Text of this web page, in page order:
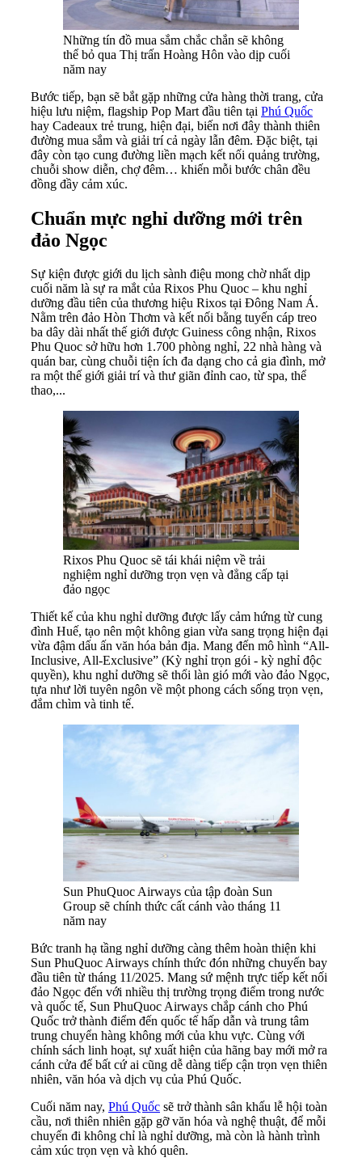
Những tín đồ mua sắm chắc chắn sẽ không
thể bỏ qua Thị trấn Hoàng Hôn vào dịp cuối
năm nay
Bước tiếp, bạn sẽ bắt gặp những cửa hàng thời trang, cửa
hiệu lưu niệm, flagship Pop Mart đầu tiên tại Phú Quốc
hay Cadeaux trẻ trung, hiện đại, biến nơi đây thành thiên
đường mua sắm và giải trí cả ngày lẫn đêm. Đặc biệt, tại
đây còn tạo cung đường liền mạch kết nối quảng trường,
chuỗi show diễn, chợ đêm… khiến mỗi bước chân đều
đồng đầy cảm xúc.
Chuẩn mực nghỉ dưỡng mới trên
đảo Ngọc
Sự kiện được giới du lịch sành điệu mong chờ nhất dịp
cuối năm là sự ra mắt của Rixos Phu Quoc – khu nghỉ
dưỡng đầu tiên của thương hiệu Rixos tại Đông Nam Á.
Nằm trên đảo Hòn Thơm và kết nối bằng tuyến cáp treo
ba dây dài nhất thế giới được Guiness công nhận, Rixos
Phu Quoc sở hữu hơn 1.700 phòng nghỉ, 22 nhà hàng và
quán bar, cùng chuỗi tiện ích đa dạng cho cả gia đình, mở
ra một thế giới giải trí và thư giãn đỉnh cao, từ spa, thể
thao,...
Rixos Phu Quoc sẽ tái khái niệm về trải
nghiệm nghỉ dưỡng trọn vẹn và đẳng cấp tại
đảo ngọc
Thiết kế của khu nghỉ dưỡng được lấy cảm hứng từ cung
đình Huế, tạo nên một không gian vừa sang trọng hiện đại
vừa đậm dấu ấn văn hóa bản địa. Mang đến mô hình “All-
Inclusive, All-Exclusive” (Kỳ nghỉ trọn gói - kỳ nghỉ độc
quyền), khu nghỉ dưỡng sẽ thổi làn gió mới vào đảo Ngọc,
tựa như lời tuyên ngôn về một phong cách sống trọn vẹn,
đắm chìm và tinh tế.
Sun PhuQuoc Airways của tập đoàn Sun
Group sẽ chính thức cất cánh vào tháng 11
năm nay
Bức tranh hạ tầng nghỉ dưỡng càng thêm hoàn thiện khi
Sun PhuQuoc Airways chính thức đón những chuyến bay
đầu tiên từ tháng 11/2025. Mang sứ mệnh trực tiếp kết nối
đảo Ngọc đến với nhiều thị trường trọng điểm trong nước
và quốc tế, Sun PhuQuoc Airways chắp cánh cho Phú
Quốc trở thành điểm đến quốc tế hấp dẫn và trung tâm
trung chuyển hàng không mới của khu vực. Cùng với
chính sách linh hoạt, sự xuất hiện của hãng bay mới mở ra
cánh cửa để bất cứ ai cũng dễ dàng tiếp cận trọn vẹn thiên
nhiên, văn hóa và dịch vụ của Phú Quốc.
Cuối năm nay, Phú Quốc sẽ trở thành sân khấu lễ hội toàn
cầu, nơi thiên nhiên gặp gỡ văn hóa và nghệ thuật, để mỗi
chuyến đi không chỉ là nghỉ dưỡng, mà còn là hành trình
cảm xúc trọn vẹn và khó quên.